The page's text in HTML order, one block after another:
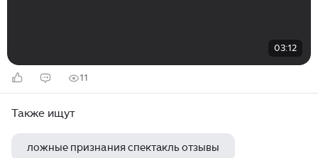
03:12
11
Также ищут
ложные признания спектакль отзывы